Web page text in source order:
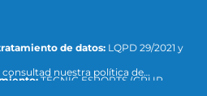
de datos: LQPD 29/2021 y
nuestra política de